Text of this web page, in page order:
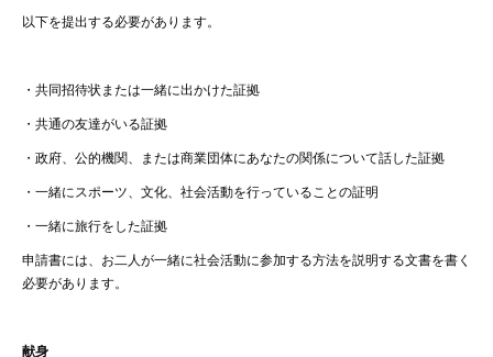
以下を提出する必要があります。
・ 共同招待状または一緒に出かけた証拠
・ 共通の友達がいる証拠
・ 政府、公的機関、または商業団体にあなたの関係について話した証拠
・ 一緒にスポーツ、文化、社会活動を行っていることの証明
・ 一緒に旅行をした証拠
申請書には、お二人が一緒に社会活動に参加する方法を説明する文書を書く
必要があります。
献身